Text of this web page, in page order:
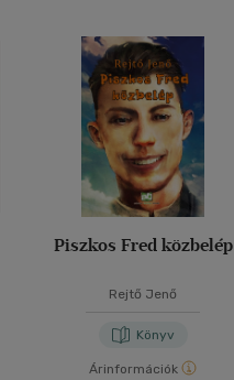
Piszkos Fred közbelép
Rejtő Jenő
Könyv
Árinformációk